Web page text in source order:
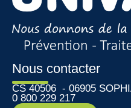
Nous contacter
CS 40506 - 06905
0 800 229 217